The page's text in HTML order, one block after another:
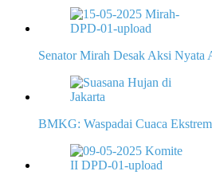
Senator Mirah Desak Aksi
BMKG: Waspadai Cuaca